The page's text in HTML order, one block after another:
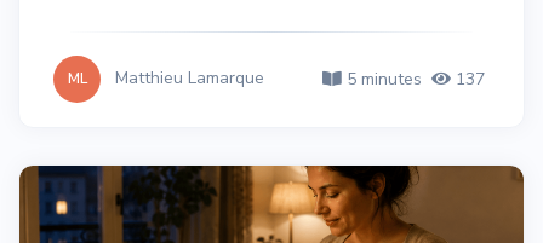
ML Matthieu Lamarque 5 minutes 137